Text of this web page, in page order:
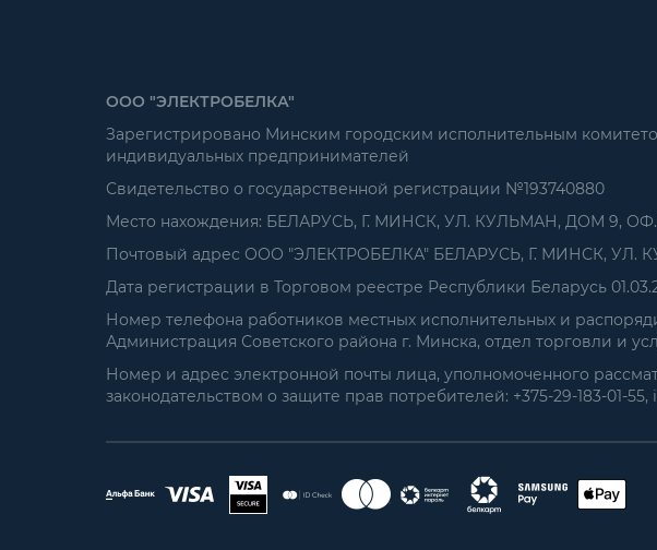
ООО "ЭЛЕКТРОБЕЛКА"
Зарегистрировано Минским городским исполнительным
индивидуальных предпринимателей
Свидетельство о государственной регистрации №193740880
Место нахождения: БЕЛАРУСЬ, Г. МИНСК, УЛ. КУЛЬМАН, ДОМ 9, ОФ.
Почтовый адрес ООО "ЭЛЕКТРОБЕЛКА" БЕЛАРУСЬ, Г. МИНСК, УЛ.
Дата регистрации в Торговом реестре Республики Беларусь
Номер телефона работников местных исполнительных и
Администрация Советского района г. Минска, отдел торговли и
Номер и адрес электронной почты лица, уполномоченного
законодательством о защите прав потребителей: +375-29-183-01-55,